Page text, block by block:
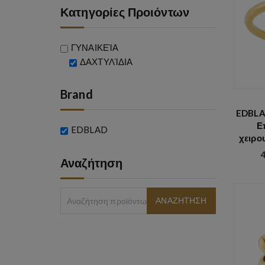
Κατηγορίες Προιόντων
ΓΥΝΑΙΚΕΊΑ
ΔΑΧΤΥΛΊΔΙΑ
Brand
EDBLAD
Αναζήτηση